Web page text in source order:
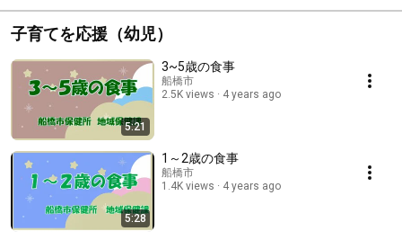
子育てを応援（幼児）
5:21
3~5歳の食事
船橋市
2.5K views
4 years ago
5:28
1～2歳の食事
船橋市
1.4K views
4 years ago